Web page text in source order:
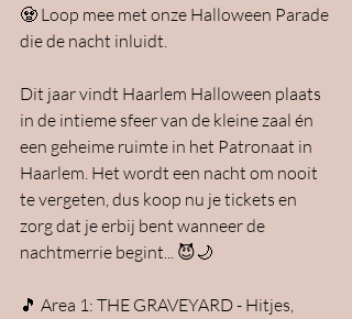
🧟 Loop mee met onze Halloween Parade
die de nacht inluidt.
Dit jaar vindt Haarlem Halloween plaats
in de intieme sfeer van de kleine zaal én
een geheime ruimte in het Patronaat in
Haarlem. Het wordt een nacht om nooit
te vergeten, dus koop nu je tickets en
zorg dat je erbij bent wanneer de
nachtmerrie begint... 😈🌙
🎵 Area 1: THE GRAVEYARD - Hitjes,